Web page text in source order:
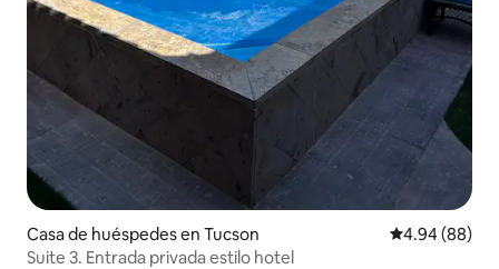
Casa de huéspedes en Tucson Calificación
4.94 (88)
Suite 3. Entrada privada estilo hotel